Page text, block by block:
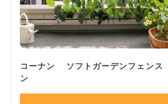
コーナン ソフトガーデンフェン
ン